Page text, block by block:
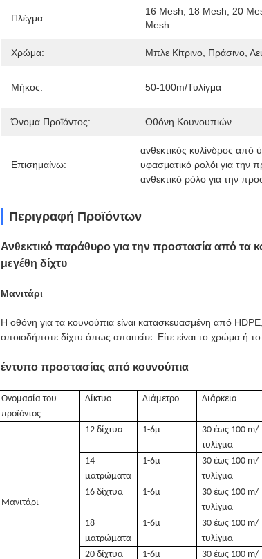
Πλέγμα:
16 Mesh, 18 Mesh, 20
Mesh
Χρώμα: Μπλε Κίτρινο, Πράσινο,
Μήκος: 50-100m/τυλίγμα
Όνομα Προϊόντος: Οθόνη Κουνουπιών
Επισημαίνω:
ανθεκτικός κυλίνδρος από
υφασματικό ρολόι για την
ανθεκτικό ρόλο για την
Περιγραφή Προϊόντων
Ανθεκτικό παράθυρο για την προστασία από τα
μεγέθη δίχτυ
Μανιτάρι
Η οθόνη για τα κουνούπια είναι κατασκευασμένη από
οποιοδήποτε δίχτυ όπως απαιτείτε. Είτε είναι το χρώμα ή
έντυπο προστασίας από κουνούπια
Ονομασία του
προϊόντος
Δίκτυο Διάμετρο Διάρκεια
Μανιτάρι
12 δίχτυα 1-6μ
30 έως 100 m/
τυλίγμα
14
ματρώματα
1-6μ
30 έως 100 m/
τυλίγμα
16 δίχτυα
1-6μ
30 έως 100 m/
τυλίγμα
18
ματρώματα
1-6μ
30 έως 100 m/
τυλίγμα
20 δίχτυα
1-6μ
30 έως 100 m/